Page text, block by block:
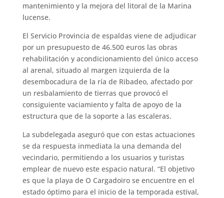
mantenimiento y la mejora del litoral de la Marina
lucense.
El Servicio Provincia de espaldas viene de adjudicar
por un presupuesto de 46.500 euros las obras
rehabilitación y acondicionamiento del único acceso
al arenal, situado al margen izquierda de la
desembocadura de la ría de Ribadeo, afectado por
un resbalamiento de tierras que provocó el
consiguiente vaciamiento y falta de apoyo de la
estructura que de la soporte a las escaleras.
La subdelegada aseguró que con estas actuaciones
se da respuesta inmediata la una demanda del
vecindario, permitiendo a los usuarios y turistas
emplear de nuevo este espacio natural. “El objetivo
es que la playa de O Cargadoiro se encuentre en el
estado óptimo para el inicio de la temporada estival,